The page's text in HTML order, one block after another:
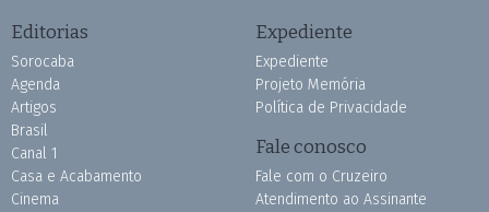
Editorias
Sorocaba
Agenda
Artigos
Brasil
Canal 1
Casa e Acabamento
Cinema
Expediente
Expediente
Projeto Memória
Política de Privacidade
Fale conosco
Fale com o Cruzeiro
Atendimento ao Assinante